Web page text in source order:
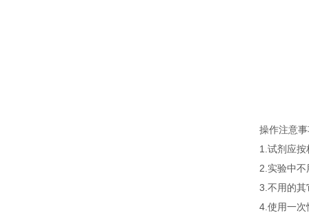
操作注意
1.试剂应
2.实验中
3.不用的其
4.使用一次